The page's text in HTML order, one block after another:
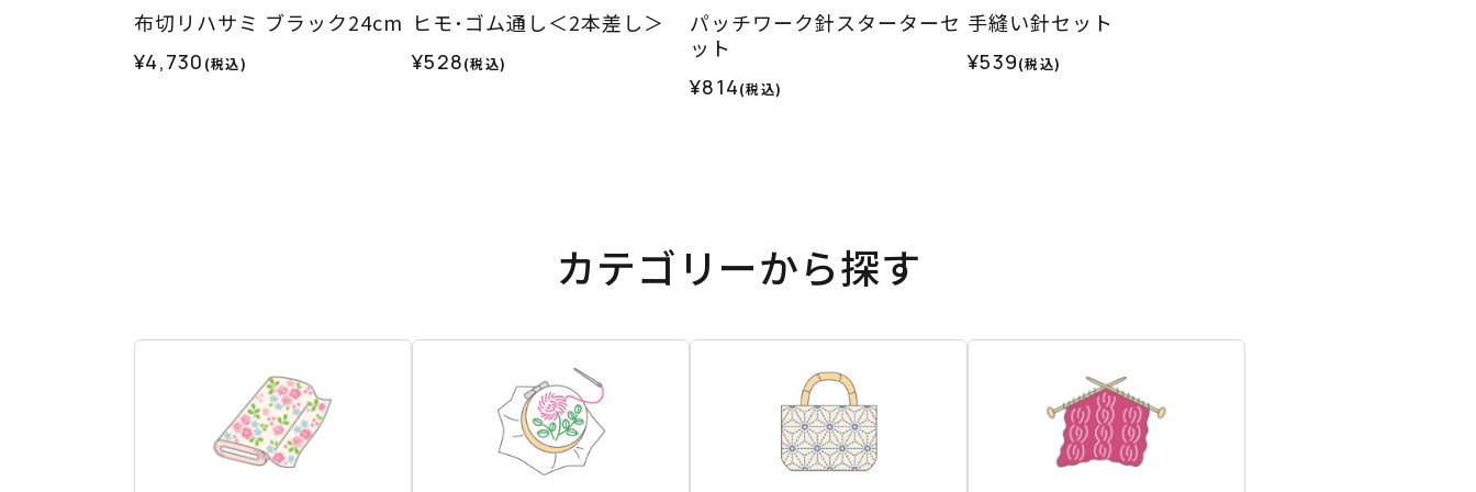
布切リハサミ ブラック24cm
¥4,730 (税込)
ヒモ･ゴム通し＜2本差し＞
¥528(税込)
パッチワーク針スターターセ
ット
¥814(税込)
手縫い針セット
¥539(税込)
カテゴリーから探す